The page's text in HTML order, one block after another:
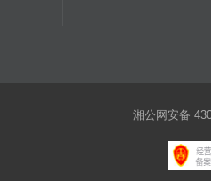
湘公网安备